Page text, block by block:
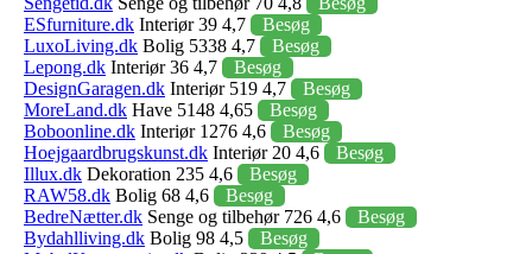
ESfurniture.dk Interiør 39 4,7
Besøg
LuxoLiving.dk Bolig 5338 4,7
Besøg
Lepong.dk Interiør 36 4,7
Besøg
DesignGaragen.dk Interiør 519 4,7
Besøg
MoreLand.dk Have 5148 4,65
Besøg
Boboonline.dk Interiør 1276 4,6
Besøg
Hoejgaardbrugskunst.dk Interiør 20 4,6
Besøg
Illux.dk Dekoration 235 4,6
Besøg
RAW58.dk Bolig 68 4,6
Besøg
BedreNætter.dk Senge og tilbehør 726 4,6
Besøg
Bydahlliving.dk Bolig 98 4,5
Besøg